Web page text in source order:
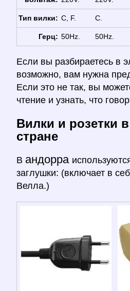
Тип вилки: C, F. C.
Герц: 50Hz. 50Hz.
Если вы разбираетесь в
возможно, вам нужна
Если это не так, вы
чтение и узнать, что
Вилки и розетки
стране
В андорра
заглушки: (включает в
Велла.)